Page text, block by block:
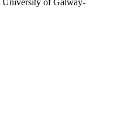
University ofGalway-